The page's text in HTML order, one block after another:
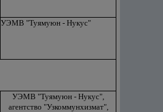
УЭМВ "Туямуюн - Нукус"
УЭМВ "Туямуюн - Нукус",
агентство "Узкоммунхизмат",